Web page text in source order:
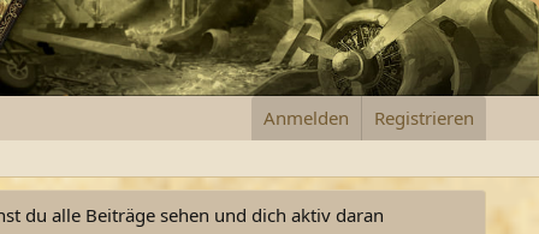
Anmelden Registrieren
du alle Beiträge sehen und dich aktiv daran